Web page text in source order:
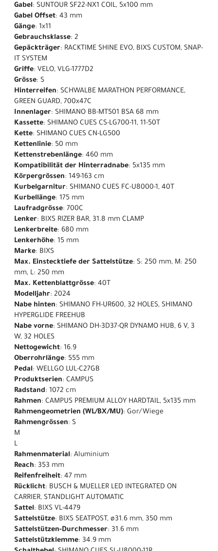
Gabel: SUNTOUR SF22-NX1 COIL, 5x100 mm
Gabel Offset: 43 mm
Gänge: 1x11
Gebrauchsklasse: 2
Gepäckträger: RACKTIME SHINE EVO, BIXS CUSTOM, SNAP-
IT SYSTEM
Griffe: VELO, VLG-1777D2
Grösse: S
Hinterreifen: SCHWALBE MARATHON PERFORMANCE,
GREEN GUARD, 700x47C
Innenlager: SHIMANO BB-MT501 BSA 68 mm
Kassette: SHIMANO CUES CS-LG700-11, 11-50T
Kette: SHIMANO CUES CN-LG500
Kettenlinie: 50 mm
Kettenstrebenlänge: 460 mm
Kompatibilität der Hinterradnabe: 5x135 mm
Körpergrössen: 149-163 cm
Kurbelgarnitur: SHIMANO CUES FC-U8000-1, 40T
Kurbellänge: 175 mm
Laufradgrösse: 700C
Lenker: BIXS RIZER BAR, 31.8 mm CLAMP
Lenkerbreite: 680 mm
Lenkerhöhe: 15 mm
Marke: BIXS
Max. Einstecktiefe der Sattelstütze: S: 250 mm, M: 250
mm, L: 250 mm
Max. Kettenblattgrösse: 40T
Modelljahr: 2024
Nabe hinten: SHIMANO FH-UR600, 32 HOLES, SHIMANO
HYPERGLIDE FREEHUB
Nabe vorne: SHIMANO DH-3D37-QR DYNAMO HUB, 6 V, 3
W, 32 HOLES
Nettogewicht: 16.9
Oberrohrlänge: 555 mm
Pedal: WELLGO LUL-C27GB
Produktserien: CAMPUS
Radstand: 1072 cm
Rahmen: CAMPUS PREMIUM ALLOY HARDTAIL, 5x135 mm
Rahmengeometrien (WL/BX/MU): Gor/Wiege
Rahmengrössen: S
M
L
Rahmenmaterial: Aluminium
Reach: 353 mm
Reifenfreiheit: 47 mm
Rücklicht: BUSCH & MUELLER LED INTEGRATED ON
CARRIER, STANDLIGHT AUTOMATIC
Sattel: BIXS VL-4479
Sattelstütze: BIXS SEATPOST, ø31.6 mm, 350 mm
Sattelstützen-Durchmesser: 31.6 mm
Sattelstützklemme: 34.9 mm